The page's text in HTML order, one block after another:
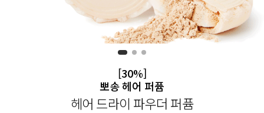
[30%]
뽀송 헤어 퍼퓸
헤어 드라이 파우더 퍼퓸